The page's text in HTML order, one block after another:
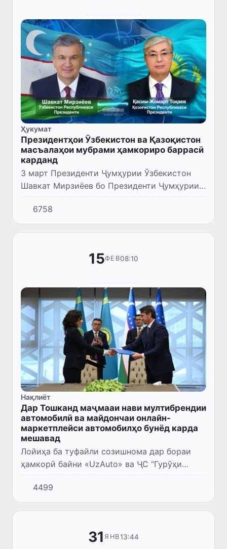
Ҳукумат
Президентҳои Ӯзбекистон ва Қазоқистон
масъалаҳои мубрами ҳамкориро баррасӣ
карданд
3 март Президенти Ҷумҳурии Ўзбекистон
Шавкат Мирзиёев бо Президенти Ҷумҳурии
Қазоқистон Қосим-Жомарт Тоқаев мулоқоти
телефонӣ анҷом дод. Дар он масъалаҳои
муҳими таҳкими минбаъда...
6758
15ФЕВ08:10
Нақлиёт
Дар Тошканд маҷмааи нави мултибрендии
автомобилӣ ва майдончаи онлайн-
маркетплейси автомобилҳо бунёд карда
мешавад
Лойиҳа ба туфайли созишнома дар бораи
ҳамкорӣ байни «UzAuto» ва ҶС “Гурӯҳи
ширкати Аллюр” (Қазоқистон), ки дар
доираи ташрифи давлатии Сарвазири
Ҷумҳурии Қазоқистон Алихан Смаилов...
4499
31 ЯНВ13:44